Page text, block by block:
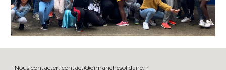
Nous contacter:contact@dimanchesolidaire.fr